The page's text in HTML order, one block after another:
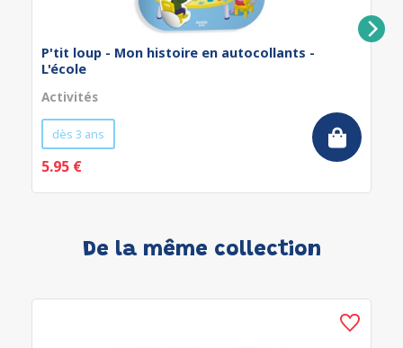
P'tit loup - Mon histoire en autocollants -
L'école
Activités
dès 3 ans
5.95 €
De la même collection